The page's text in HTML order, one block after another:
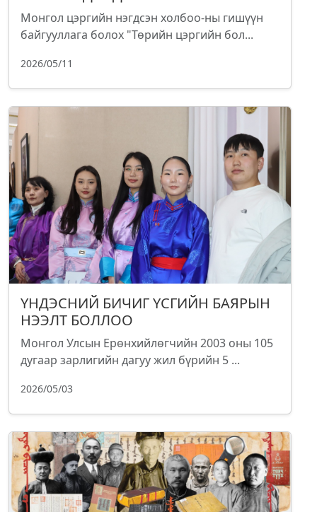
Монгол цэргийн нэгдсэн холбоо-ны гишүүн
байгууллага болох "Төрийн цэргийн бол...
2026/05/11
ҮНДЭСНИЙ БИЧИГ ҮСГИЙН БАЯРЫН
НЭЭЛТ БОЛЛОО
Монгол Улсын Ерөнхийлөгчийн 2003 оны 105
дугаар зарлигийн дагуу жил бүрийн 5 ...
2026/05/03